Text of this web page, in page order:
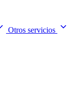
Otros servicios